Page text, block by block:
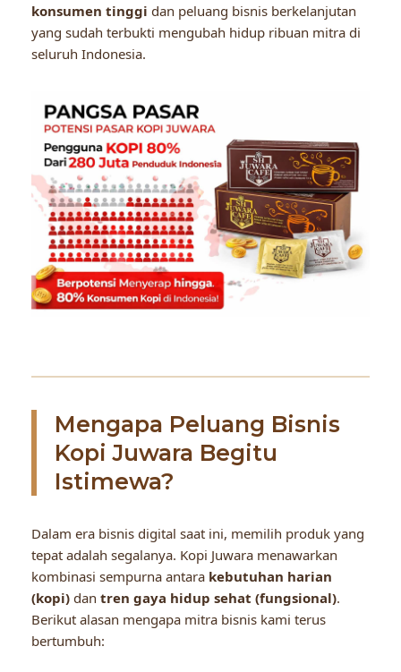
konsumen tinggi dan peluang bisnis berkelanjutan
yang sudah terbukti mengubah hidup ribuan mitra di
seluruh Indonesia.
Mengapa Peluang Bisnis
Kopi Juwara Begitu
Istimewa?
Dalam era bisnis digital saat ini, memilih produk yang
tepat adalah segalanya. Kopi Juwara menawarkan
kombinasi sempurna antara kebutuhan harian
(kopi) dan tren gaya hidup sehat (fungsional).
Berikut alasan mengapa mitra bisnis kami terus
bertumbuh: